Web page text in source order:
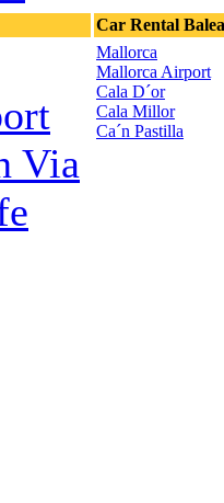
Car Rental
Via
Mallorca
Mallorca Airport
Cala D´or
Cala Millor
Ca´n Pastilla